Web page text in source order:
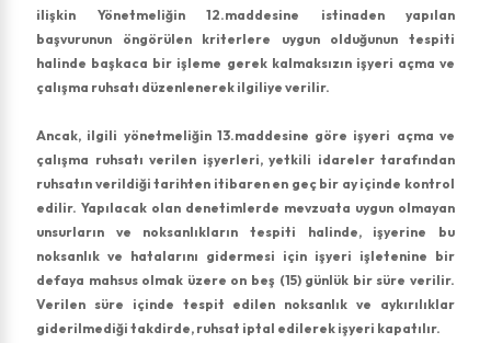
ilişkin Yönetmeliğin 12.maddesine istinaden yapılan
başvurunun öngörülen kriterlere uygun olduğunun tespiti
halinde başkaca bir işleme gerek kalmaksızın işyeri açma ve
çalışma ruhsatı düzenlenerek ilgiliye verilir.
Ancak, ilgili yönetmeliğin 13.maddesine göre işyeri açma ve
çalışma ruhsatı verilen işyerleri, yetkili idareler tarafından
ruhsatın verildiği tarihten itibaren en geç bir ay içinde kontrol
edilir. Yapılacak olan denetimlerde mevzuata uygun olmayan
unsurların ve noksanlıkların tespiti halinde, işyerine bu
noksanlık ve hatalarını gidermesi için işyeri işletenine bir
defaya mahsus olmak üzere on beş (15) günlük bir süre verilir.
Verilen süre içinde tespit edilen noksanlık ve aykırılıklar
giderilmediği takdirde, ruhsat iptal edilerek işyeri kapatılır.